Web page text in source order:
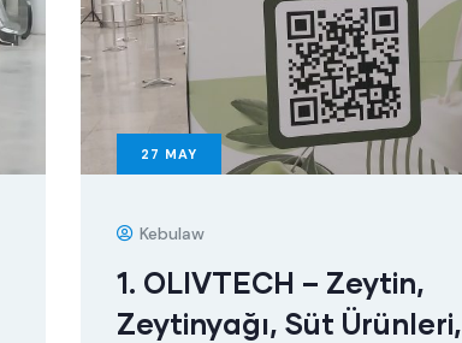
27 MAY
Kebulaw
1. OLIVTECH – Zeytin,
Zeytinyağı, Süt Ürünleri,